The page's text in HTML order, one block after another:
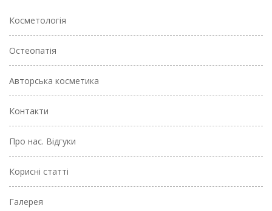
Косметологія
Остеопатія
Авторська косметика
Контакти
Про нас. Відгуки
Корисні статті
Галерея